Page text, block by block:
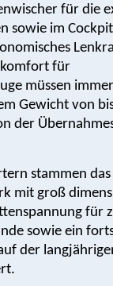
für die
sowie im
für
müssen
Gewicht von
der
stammen
mit groß
für
sowie ein
der